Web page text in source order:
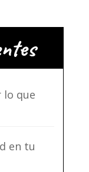
lo que
en tu